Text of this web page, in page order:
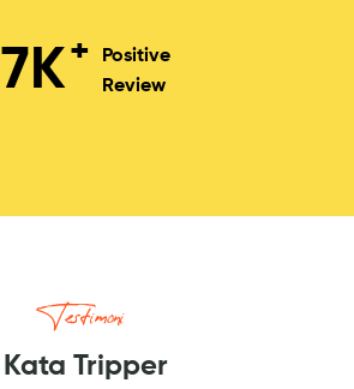
7K+
Positive
Review
Testimoni
Kata Tripper